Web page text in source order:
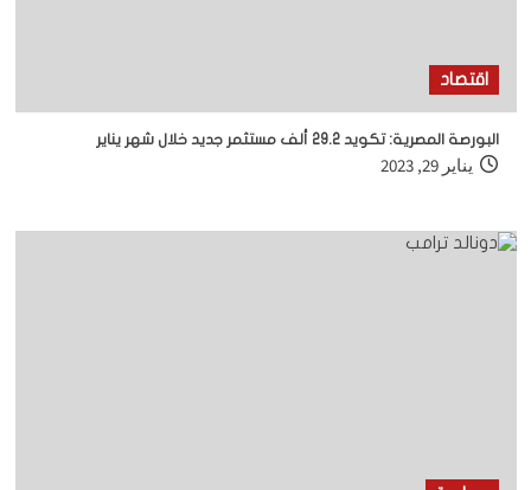
اقتصاد
البورصة المصرية: تكويد 29.2 ألف مستثمر جديد خلال شهر يناير
يناير 29, 2023